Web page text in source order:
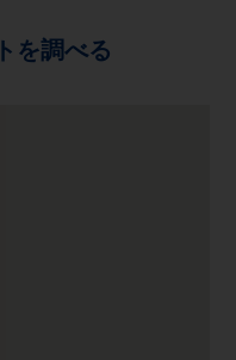
を調べる